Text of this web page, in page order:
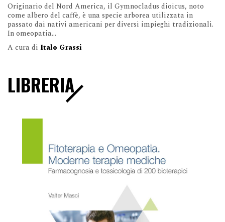
Originario del Nord America, il Gymnocladus dioicus, noto
come albero del caffè, è una specie arborea utilizzata in
passato dai nativi americani per diversi impieghi tradizionali.
In omeopatia...
A cura di Italo Grassi
LIBRERIA